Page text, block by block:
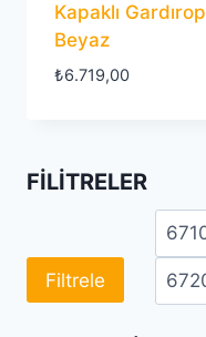
Kapaklı Gardırop
Beyaz
₺6.719,00
FILITRELER
En
fiyat
Filtrele